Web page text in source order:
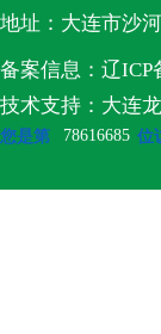
地址：大连市沙
备案信息：辽ICP
技术支持：大连
您是第 78616685 位